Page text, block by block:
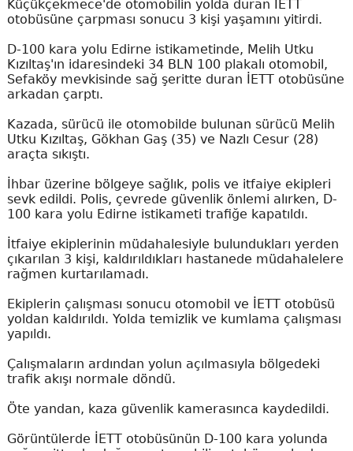
Küçükçekmece'de otomobilin yolda duran İETT
otobüsüne çarpması sonucu 3 kişi yaşamını yitirdi.
D-100 kara yolu Edirne istikametinde, Melih Utku
Kızıltaş'ın idaresindeki 34 BLN 100 plakalı otomobil,
Sefaköy mevkisinde sağ şeritte duran İETT otobüsüne
arkadan çarptı.
Kazada, sürücü ile otomobilde bulunan sürücü Melih
Utku Kızıltaş, Gökhan Gaş (35) ve Nazlı Cesur (28)
araçta sıkıştı.
İhbar üzerine bölgeye sağlık, polis ve itfaiye ekipleri
sevk edildi. Polis, çevrede güvenlik önlemi alırken, D-
100 kara yolu Edirne istikameti trafiğe kapatıldı.
İtfaiye ekiplerinin müdahalesiyle bulundukları yerden
çıkarılan 3 kişi, kaldırıldıkları hastanede müdahalelere
rağmen kurtarılamadı.
Ekiplerin çalışması sonucu otomobil ve İETT otobüsü
yoldan kaldırıldı. Yolda temizlik ve kumlama çalışması
yapıldı.
Çalışmaların ardından yolun açılmasıyla bölgedeki
trafik akışı normale döndü.
Öte yandan, kaza güvenlik kamerasınca kaydedildi.
Görüntülerde İETT otobüsünün D-100 kara yolunda